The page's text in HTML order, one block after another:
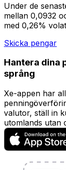
Under de
mellan 0,0932
med 0,26%
Skicka pengar
Hantera dina
språng
Xe-appen har
valutor, ställ in
utomlands utan